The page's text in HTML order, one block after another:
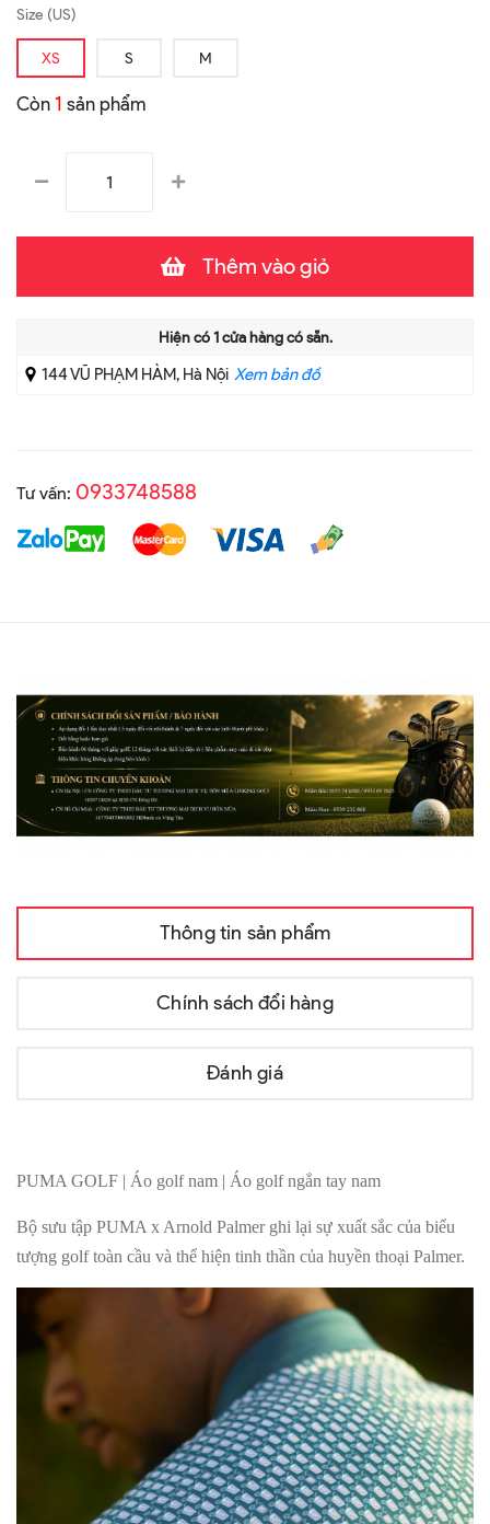
Size (US)
XS S M
Còn 1 sản phẩm
Thêm vào giỏ
Hiện có1cửa hàng có sẵn.
144 VŨ PHẠM HÀM, Hà Nội Xem bản đồ
Tư vấn: 0933748588
Thông tin sản phẩm
Chính sách đổi hàng
Đánh giá
PUMA GOLF | Áo golf nam | Áo golf ngắn tay nam
Bộ sưu tập PUMA x Arnold Palmer ghi lại sự xuất sắc của biểu
tượng golf toàn cầu và thể hiện tinh thần của huyền thoại Palmer.